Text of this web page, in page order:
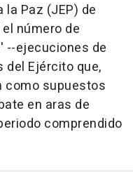
Paz (JEP) de
número de
ejecuciones de
del Ejército que,
como supuestos
en aras de
comprendido